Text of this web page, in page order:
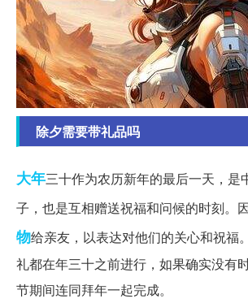
除夕需要带礼品吗
大年三十作为农历新年的最后一天，是
子，也是互相赠送祝福和问候的时刻。
物给亲友，以表达对他们的关心和祝福
礼都在年三十之前进行，如果确实没有
节期间连同拜年一起完成。